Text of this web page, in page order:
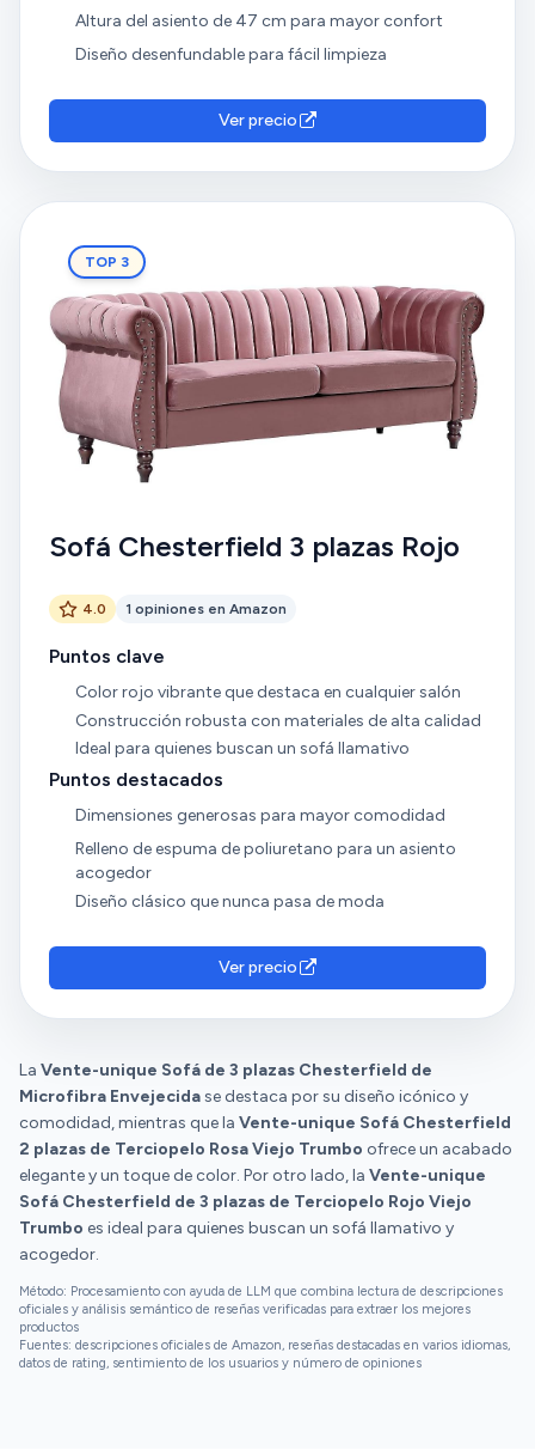
Altura del asiento de 47 cm para mayor confort
Diseño desenfundable para fácil limpieza
Ver precio
TOP 3
Sofá Chesterfield 3 plazas Rojo
4.0 1 opiniones en Amazon
Puntos clave
Color rojo vibrante que destaca en cualquier salón
Construcción robusta con materiales de alta calidad
Ideal para quienes buscan un sofá llamativo
Puntos destacados
Dimensiones generosas para mayor comodidad
Relleno de espuma de poliuretano para un asiento
acogedor
Diseño clásico que nunca pasa de moda
Ver precio
La Vente-unique Sofá de 3 plazas Chesterfield de
Microfibra Envejecidase destaca por su diseño icónico y
comodidad, mientras que la Vente-unique Sofá Chesterfield
2 plazas de Terciopelo Rosa Viejo Trumbo ofrece un acabado
elegante y un toque de color. Por otro lado, la Vente-unique
Sofá Chesterfield de 3 plazas de Terciopelo Rojo Viejo
Trumbo es ideal para quienes buscan un sofá llamativo y
acogedor.
Método: Procesamiento con ayuda de LLM que combina lectura de descripciones
oficiales y análisis semántico de reseñas verificadas para extraer los mejores
productos
Fuentes: descripciones oficiales de Amazon, reseñas destacadas en varios idiomas,
datos de rating, sentimiento de los usuarios y número de opiniones